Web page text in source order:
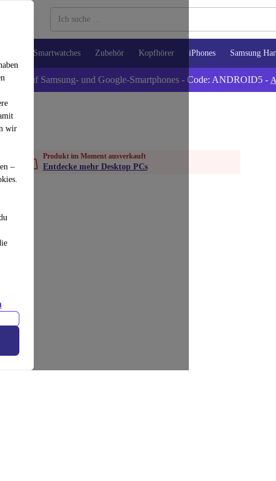
wir
–
Smartwatches Zubehör Kopfhörer iPhones Samsung
-5% auf Samsung- und Google-Smartphones - Code: ANDROID5 -
Produkt im Moment ausverkauft
Entdecke mehr Desktop PCs